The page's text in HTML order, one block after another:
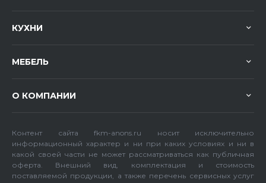
КУХНИ
МЕБЕЛЬ
О КОМПАНИИ
Контент сайта fkm-anons.ru носит исключительно
информационный характер и ни при каких условиях и ни в
какой своей части не может рассматриваться как публичная
оферта. Внешний вид, комплектация и стоимость
поставляемой продукции, а также перечень сервисных услуг